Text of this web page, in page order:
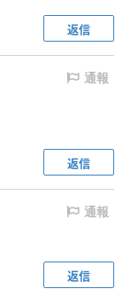
返信
通報
返信
通報
返信